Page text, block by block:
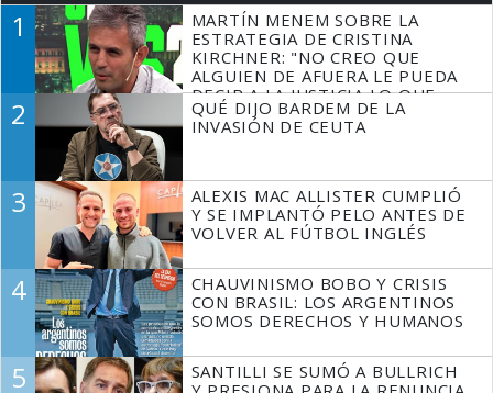
1
MARTÍN MENEM SOBRE LA
ESTRATEGIA DE CRISTINA
KIRCHNER: "NO CREO QUE
ALGUIEN DE AFUERA LE PUEDA
DECIR A LA JUSTICIA LO QUE
TIENE QUE HACER"
2
QUÉ DIJO BARDEM DE LA
INVASIÓN DE CEUTA
3
ALEXIS MAC ALLISTER CUMPLIÓ
Y SE IMPLANTÓ PELO ANTES DE
VOLVER AL FÚTBOL INGLÉS
4
CHAUVINISMO BOBO Y CRISIS
CON BRASIL: LOS ARGENTINOS
SOMOS DERECHOS Y HUMANOS
5
SANTILLI SE SUMÓ A BULLRICH